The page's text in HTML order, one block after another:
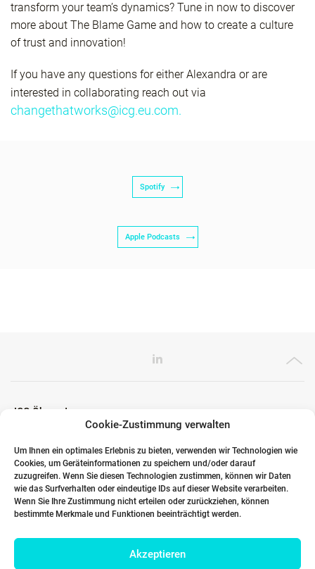
Cookie-Zustimmung verwalten
Um Ihnen ein optimales Erlebnis zu bieten, verwenden wir Technologien wie
Cookies, um Geräteinformationen zu speichern und/oder darauf
zuzugreifen. Wenn Sie diesen Technologien zustimmen, können wir Daten
wie das Surfverhalten oder eindeutige IDs auf dieser Website verarbeiten.
Wenn Sie Ihre Zustimmung nicht erteilen oder zurückziehen, können
bestimmte Merkmale und Funktionen beeinträchtigt werden.
Akzeptieren
transform your team’s dynamics? Tune in now to discover
more about The Blame Game and how to create a culture
of trust and innovation!
If you have any questions for either Alexandra or are
interested in collaborating reach out via
changethatworks@icg.eu.com.
Spotify
Apple Podcasts
ICG Ökosystem
Globale Partner